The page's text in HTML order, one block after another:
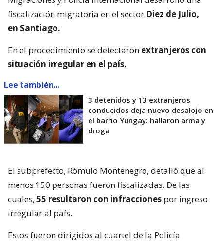
fiscalización migratoria en el sector Diez de Julio,
en Santiago.
En el procedimiento se detectaron extranjeros con
situación irregular en el país.
Lee también...
3 detenidos y 13 extranjeros
conducidos deja nuevo desalojo en
el barrio Yungay: hallaron arma y
droga
El subprefecto, Rómulo Montenegro, detalló que al
menos 150 personas fueron fiscalizadas. De las
cuales, 55 resultaron con infracciones por ingreso
irregular al país.
Estos fueron dirigidos al cuartel de la Policía